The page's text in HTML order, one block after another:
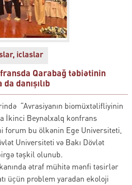
iclaslar
Qarabağ təbiətinin
danışılıb
“Avrasiyanın biomüxtəlifliyinin
İkinci Beynəlxalq konfrans
bu ölkənin Ege Universiteti,
Universiteti və Bakı Dövlət
təşkil olunub.
ətraf mühitə mənfi təsirlər
üçün problem yaradan ekoloji